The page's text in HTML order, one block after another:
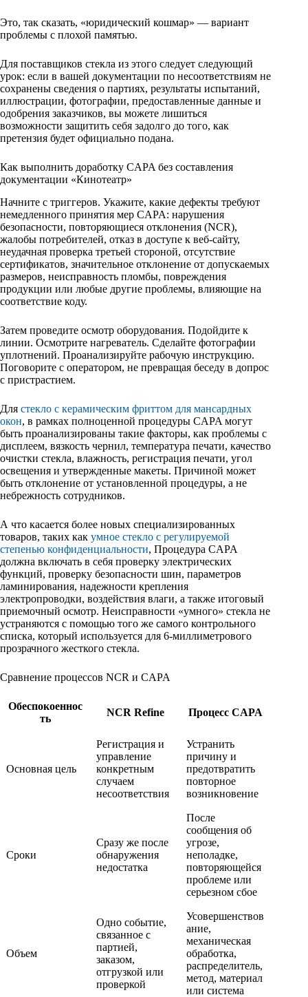
Это, так сказать, «юридический кошмар» — вариант
проблемы с плохой памятью.
Для поставщиков стекла из этого следует следующий
урок: если в вашей документации по несоответствиям не
сохранены сведения о партиях, результаты испытаний,
иллюстрации, фотографии, предоставленные данные и
одобрения заказчиков, вы можете лишиться
возможности защитить себя задолго до того, как
претензия будет официально подана.
Как выполнить доработку CAPA без составления
документации «Кинотеатр»
Начните с триггеров. Укажите, какие дефекты требуют
немедленного принятия мер CAPA: нарушения
безопасности, повторяющиеся отклонения (NCR),
жалобы потребителей, отказ в доступе к веб-сайту,
неудачная проверка третьей стороной, отсутствие
сертификатов, значительное отклонение от допускаемых
размеров, неисправность пломбы, повреждения
продукции или любые другие проблемы, влияющие на
соответствие коду.
Затем проведите осмотр оборудования. Подойдите к
линии. Осмотрите нагреватель. Сделайте фотографии
уплотнений. Проанализируйте рабочую инструкцию.
Поговорите с оператором, не превращая беседу в допрос
с пристрастием.
Для стекло с керамическим фриттом для мансардных
окон, в рамках полноценной процедуры CAPA могут
быть проанализированы такие факторы, как проблемы с
дисплеем, вязкость чернил, температура печати, качество
очистки стекла, влажность, регистрация печати, угол
освещения и утвержденные макеты. Причиной может
быть отклонение от установленной процедуры, а не
небрежность сотрудников.
А что касается более новых специализированных
товаров, таких как умное стекло с регулируемой
степенью конфиденциальности, Процедура CAPA
должна включать в себя проверку электрических
функций, проверку безопасности шин, параметров
ламинирования, надежности крепления
электропроводки, воздействия влаги, а также итоговый
приемочный осмотр. Неисправности «умного» стекла не
устраняются с помощью того же самого контрольного
списка, который используется для 6-миллиметрового
прозрачного жесткого стекла.
Сравнение процессов NCR и CAPA
Обеспокоеннос
ть
NCR Refine Процесс CAPA
Основная цель
Регистрация и
управление
конкретным
случаем
несоответствия
Устранить
причину и
предотвратить
повторное
возникновение
Сроки
Сразу же после
обнаружения
недостатка
После
сообщения об
угрозе,
неполадке,
повторяющейся
проблеме или
серьезном сбое
Объем
Одно событие,
связанное с
партией,
заказом,
отгрузкой или
проверкой
Усовершенствов
ание,
механическая
обработка,
распределитель,
метод, материал
или система